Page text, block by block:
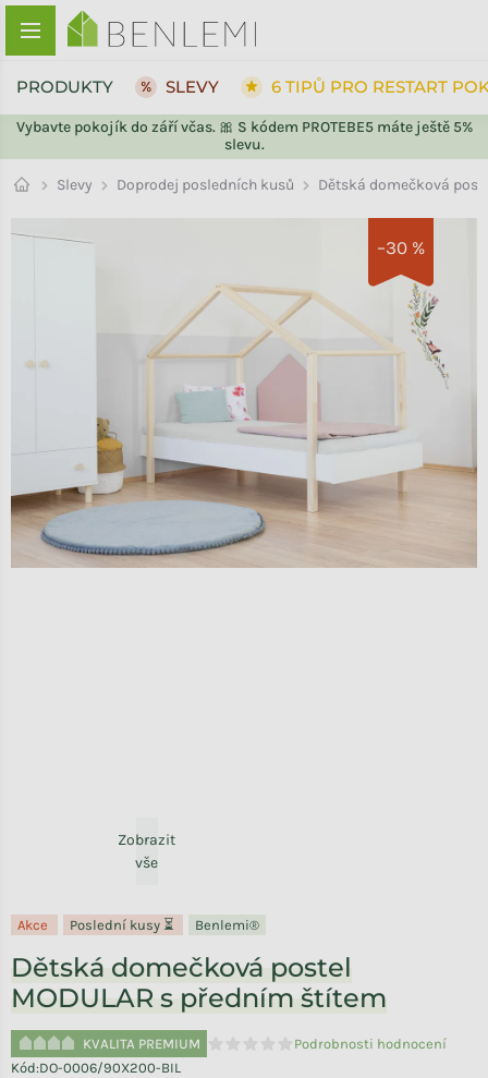
Přejít na obsah
Vybavte pokojík do září včas. 🎀 S kódem PROTEBE5 máte ještě 5%
slevu.
PRODUKTY SLEVY 6 TIPŮ PRO RESTART
Slevy Doprodej posledních kusů Dětská domečková
–30 %
Zobrazit
vše
Akce Poslední kusy ⏳ Benlemi®
Dětská domečková postel
MODULAR s předním štítem
KVALITA PREMIUM
Průměrné hodnocení produktu je
Podrobnosti hodnocení
Kód:DO-0006/90X200-BIL
ZPĚT DO OBCHODU
ZPĚT DO OBCHODU